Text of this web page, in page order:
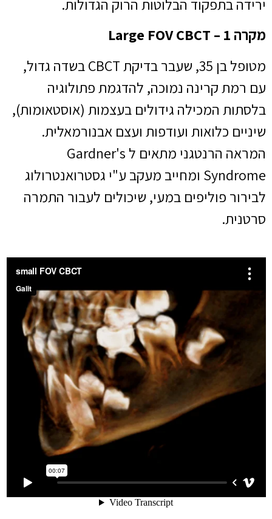
ירידה בתפקוד הבלוטות הרוק הגדולות.
מקרה 1 – Large FOV CBCT
מטופל בן 35, שעבר בדיקת CBCT בשדה גדול,
עם רמת קרינה נמוכה, להדגמת פתולוגיה
בלסתות המכילה גידולים בעצמות (אוסטאומות),
שיניים כלואות ועודפות ועצם אבנורמאלית.
המראה הרנטגני מתאים ל Gardner's
Syndrome ומחייב מעקב ע"י גסטרואנטרולוג
לבירור פוליפים במעי, שיכולים לעבור התמרה
סרטנית.